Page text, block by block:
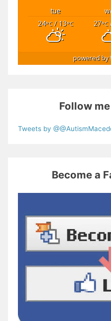
tue
24°C/ 13°C 27°C
powered by
Follow
Tweets by
Become a